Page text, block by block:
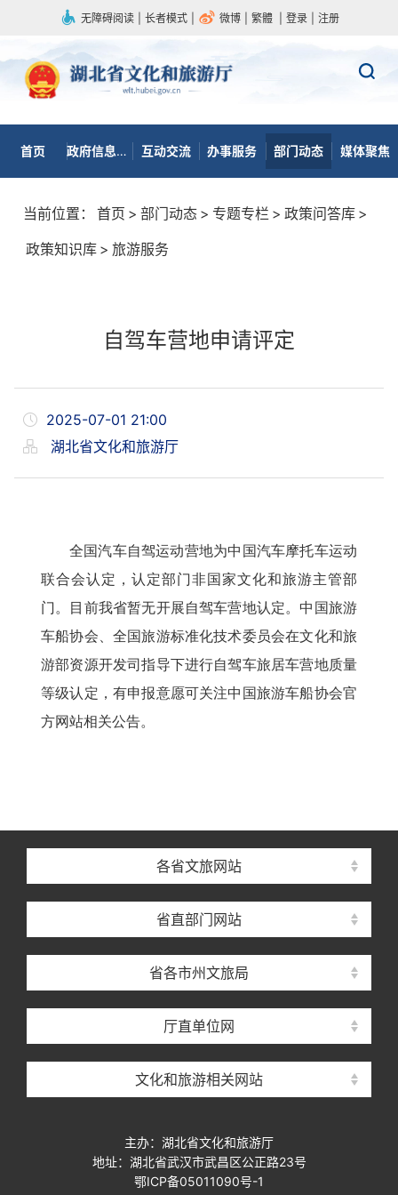
无障碍阅读 长者模式 微博 繁體 登录 注册
首页 政府信息公开 互动交流 办事服务 部门动态 媒体聚焦
当前位置： 首页 > 部门动态 > 专题专栏 > 政策问答库 >
政策知识库 > 旅游服务
自驾车营地申请评定
2025-07-01 21:00
湖北省文化和旅游厅
全国汽车自驾运动营地为中国汽车摩托车运动
联合会认定，认定部门非国家文化和旅游主管部
门。目前我省暂无开展自驾车营地认定。中国旅游
车船协会、全国旅游标准化技术委员会在文化和旅
游部资源开发司指导下进行自驾车旅居车营地质量
等级认定，有申报意愿可关注中国旅游车船协会官
方网站相关公告。
各省文旅网站
省直部门网站
省各市州文旅局
厅直单位网
文化和旅游相关网站
主办：湖北省文化和旅游厅
地址：湖北省武汉市武昌区公正路23号
鄂ICP备05011090号-1